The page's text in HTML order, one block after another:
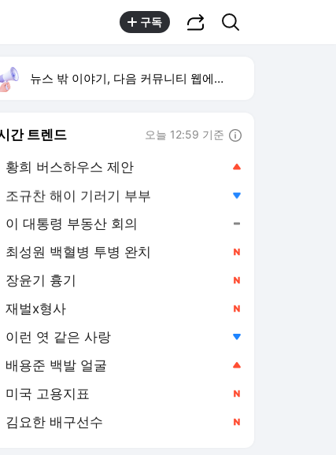
구독
뉴스 밖 이야기, 다음 커뮤니티 웹에서 보기
간 트렌드 오늘 12:59 기준
황희 버스하우스 제안
조규찬 해이 기러기 부부
이 대통령 부동산 회의
최성원 백혈병 투병 완치
장윤기 흉기
재벌x형사
이런 엿 같은 사랑
배용준 백발 얼굴
미국 고용지표
김요한 배구선수